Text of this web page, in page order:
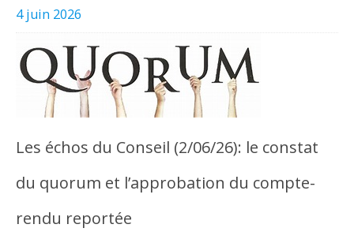
4 juin 2026
Les échos du Conseil (2/06/26): le constat
du quorum et l’approbation du compte-
rendu reportée